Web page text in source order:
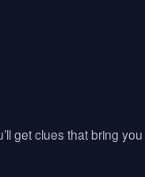
get clues that bring